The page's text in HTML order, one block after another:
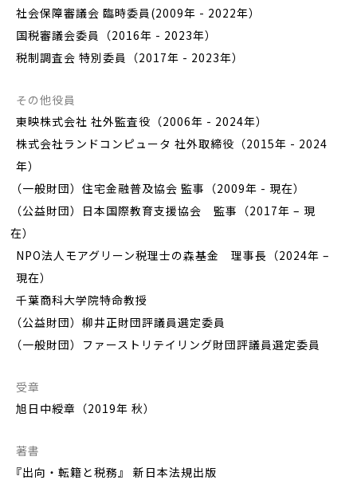
社会保障審議会 臨時委員(2009年 - 2022年）
国税審議会委員（2016年 - 2023年）
税制調査会 特別委員（2017年 - 2023年）
その他役員
東映株式会社 社外監査役（2006年 - 2024年）
株式会社ランドコンピュータ 社外取締役（2015年 - 2024
年）
（一般財団）住宅金融普及協会 監事（2009年 - 現在）
（公益財団）日本国際教育支援協会 監事（2017年 – 現
在）
NPO法人モアグリーン税理士の森基金 理事長（2024年 –
現在）
千葉商科大学院特命教授
（公益財団）柳井正財団評議員選定委員
（一般財団）ファーストリテイリング財団評議員選定委員
受章
旭日中綬章（2019年 秋）
著書
『出向・転籍と税務』 新日本法規出版